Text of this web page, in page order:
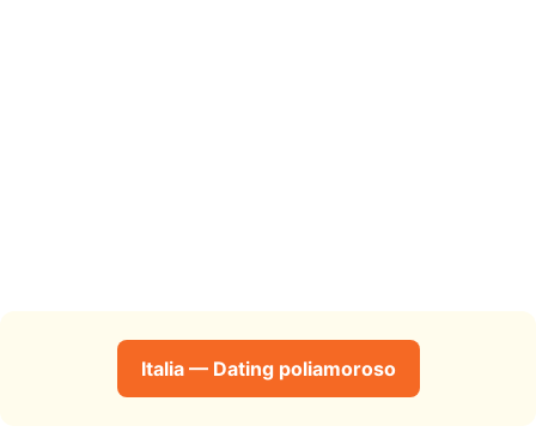
Italia — Dating poliamoroso